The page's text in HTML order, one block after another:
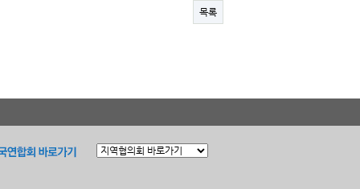
목록